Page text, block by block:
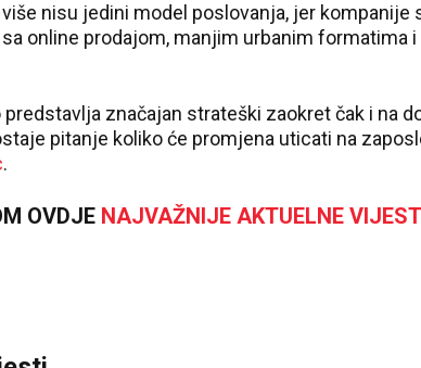
nisu jedini model poslovanja, jer
online prodajom, manjim urbanim formatima
predstavlja značajan strateški zaokret čak i na
pitanje koliko će promjena uticati na
.
OVDJE NAJVAŽNIJE AKTUELNE